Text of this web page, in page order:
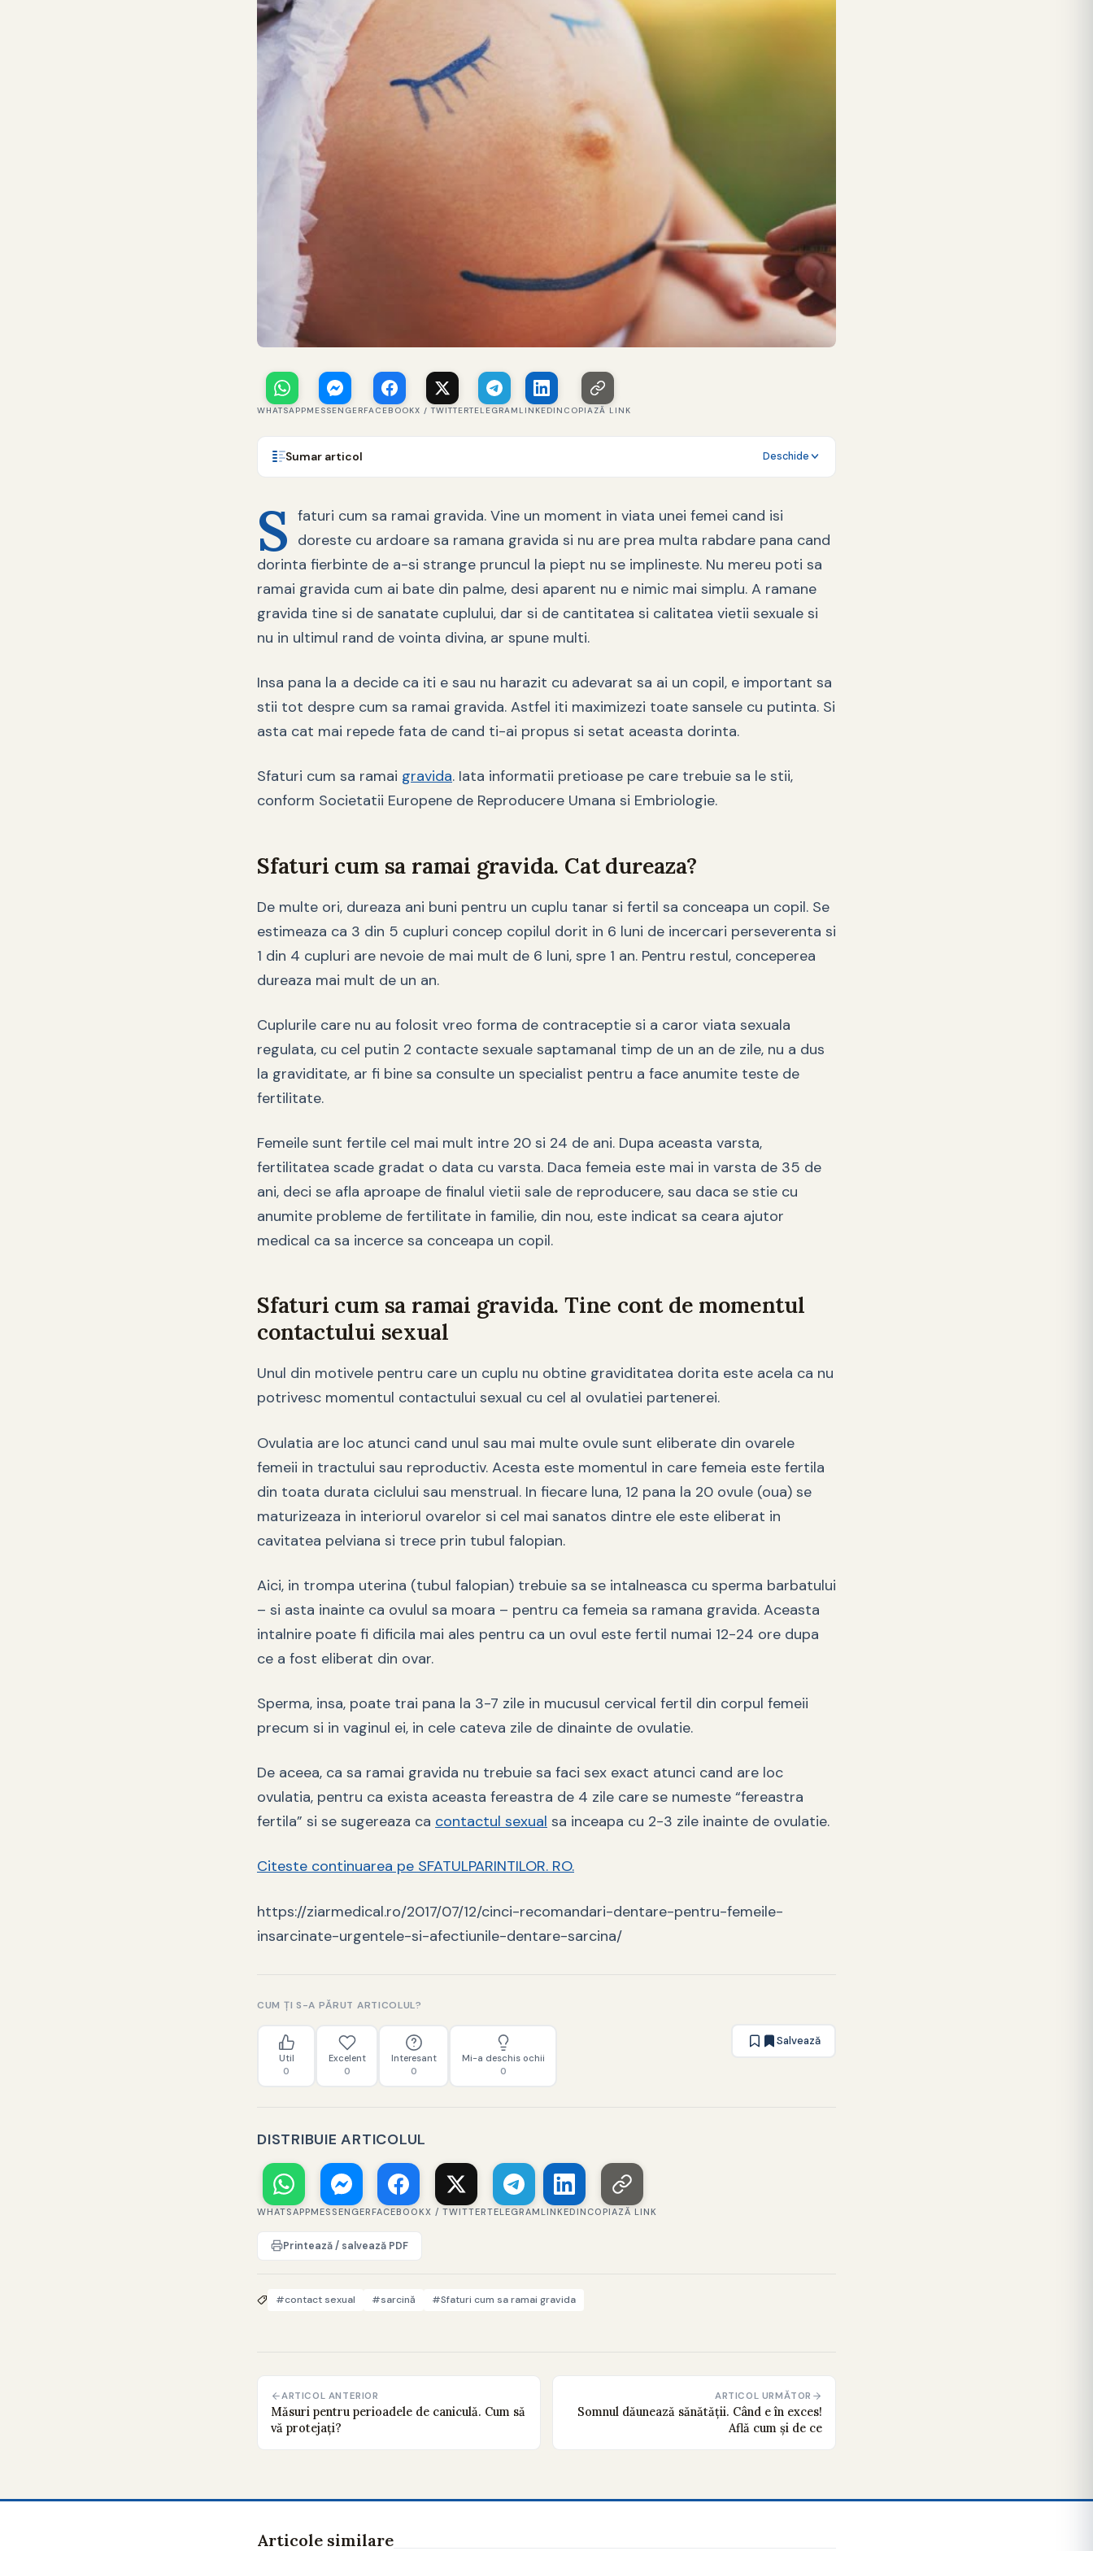
WHATSAPPMESSENGERFACEBOOKX / TWITTERTELEGRAM LINKEDIN COPIAZĂ LINK
Sumar articol Deschide
S faturi cum sa ramai gravida. Vine un moment in viata unei femei cand isi
doreste cu ardoare sa ramana gravida si nu are prea multa rabdare pana cand
dorinta fierbinte de a-si strange pruncul la piept nu se implineste. Nu mereu poti sa
ramai gravida cum ai bate din palme, desi aparent nu e nimic mai simplu. A ramane
gravida tine si de sanatate cuplului, dar si de cantitatea si calitatea vietii sexuale si
nu in ultimul rand de vointa divina, ar spune multi.
Insa pana la a decide ca iti e sau nu harazit cu adevarat sa ai un copil, e important sa
stii tot despre cum sa ramai gravida. Astfel iti maximizezi toate sansele cu putinta. Si
asta cat mai repede fata de cand ti-ai propus si setat aceasta dorinta.
Sfaturi cum sa ramai gravida. Iata informatii pretioase pe care trebuie sa le stii,
conform Societatii Europene de Reproducere Umana si Embriologie.
Sfaturi cum sa ramai gravida. Cat dureaza?
De multe ori, dureaza ani buni pentru un cuplu tanar si fertil sa conceapa un copil. Se
estimeaza ca 3 din 5 cupluri concep copilul dorit in 6 luni de incercari perseverenta si
1 din 4 cupluri are nevoie de mai mult de 6 luni, spre 1 an. Pentru restul, conceperea
dureaza mai mult de un an.
Cuplurile care nu au folosit vreo forma de contraceptie si a caror viata sexuala
regulata, cu cel putin 2 contacte sexuale saptamanal timp de un an de zile, nu a dus
la graviditate, ar fi bine sa consulte un specialist pentru a face anumite teste de
fertilitate.
Femeile sunt fertile cel mai mult intre 20 si 24 de ani. Dupa aceasta varsta,
fertilitatea scade gradat o data cu varsta. Daca femeia este mai in varsta de 35 de
ani, deci se afla aproape de finalul vietii sale de reproducere, sau daca se stie cu
anumite probleme de fertilitate in familie, din nou, este indicat sa ceara ajutor
medical ca sa incerce sa conceapa un copil.
Sfaturi cum sa ramai gravida. Tine cont de momentul
contactului sexual
Unul din motivele pentru care un cuplu nu obtine graviditatea dorita este acela ca nu
potrivesc momentul contactului sexual cu cel al ovulatiei partenerei.
Ovulatia are loc atunci cand unul sau mai multe ovule sunt eliberate din ovarele
femeii in tractului sau reproductiv. Acesta este momentul in care femeia este fertila
din toata durata ciclului sau menstrual. In fiecare luna, 12 pana la 20 ovule (oua) se
maturizeaza in interiorul ovarelor si cel mai sanatos dintre ele este eliberat in
cavitatea pelviana si trece prin tubul falopian.
Aici, in trompa uterina (tubul falopian) trebuie sa se intalneasca cu sperma barbatului
– si asta inainte ca ovulul sa moara – pentru ca femeia sa ramana gravida. Aceasta
intalnire poate fi dificila mai ales pentru ca un ovul este fertil numai 12-24 ore dupa
ce a fost eliberat din ovar.
Sperma, insa, poate trai pana la 3-7 zile in mucusul cervical fertil din corpul femeii
precum si in vaginul ei, in cele cateva zile de dinainte de ovulatie.
De aceea, ca sa ramai gravida nu trebuie sa faci sex exact atunci cand are loc
ovulatia, pentru ca exista aceasta fereastra de 4 zile care se numeste “fereastra
fertila” si se sugereaza ca contactul sexual sa inceapa cu 2-3 zile inainte de ovulatie.
Citeste continuarea pe SFATULPARINTILOR. RO.
https://ziarmedical.ro/2017/07/12/cinci-recomandari-dentare-pentru-femeile-
insarcinate-urgentele-si-afectiunile-dentare-sarcina/
CUM ȚI S-A PĂRUT ARTICOLUL?
Util
0
Excelent
0
Interesant
0
Mi-a deschis ochii
0
Salvează
DISTRIBUIE ARTICOLUL
WHATSAPPMESSENGERFACEBOOKX / TWITTERTELEGRAMLINKEDIN COPIAZĂ LINK
Printează / salvează PDF
#contact sexual #sarcină #Sfaturi cum sa ramai gravida
ARTICOL ANTERIOR
Măsuri pentru perioadele de caniculă. Cum să
vă protejați?
ARTICOL URMĂTOR
Somnul dăunează sănătății. Când e în exces!
Află cum și de ce
Articole similare